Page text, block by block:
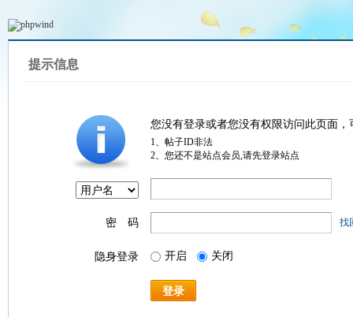
提示信息
您没有登录或者您没有权限访问此页面
1、帖子ID非法
2、您还不是站点会员,请先登录站点
密 码 找
隐身登录 开启 关闭
登录